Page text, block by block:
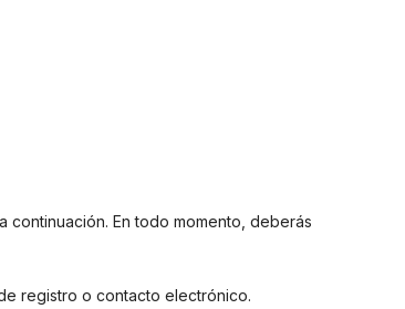
En todo momento, deberás
registro o contacto electrónico.